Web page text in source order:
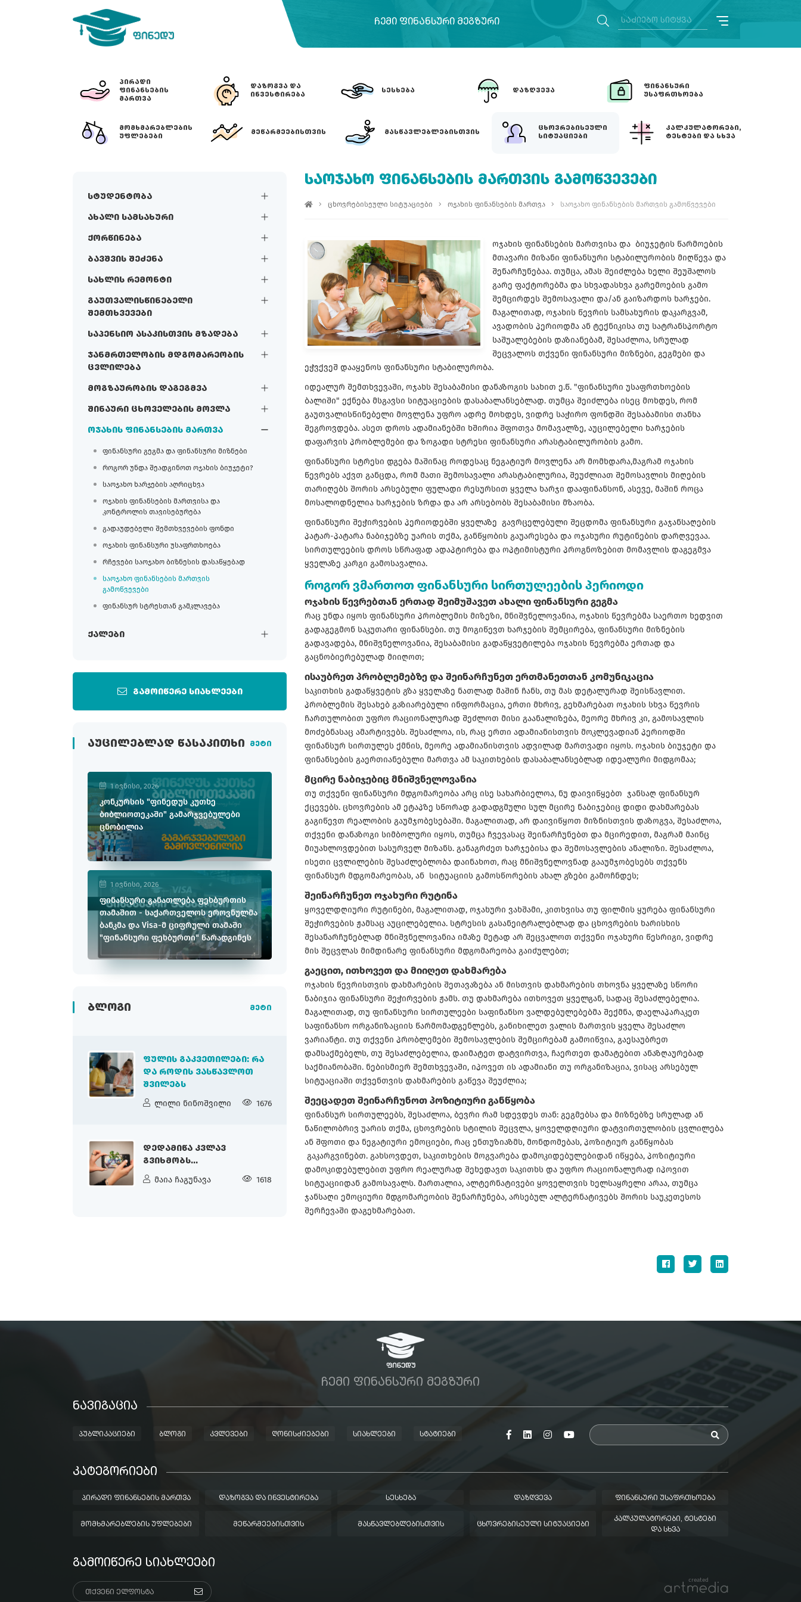
ᲩᲔᲛᲘ ᲤᲘᲜᲐᲜᲡᲣᲠᲘ ᲛᲔᲒᲖᲣᲠᲘ
ᲞᲘᲠᲐᲓᲘ
ᲤᲘᲜᲐᲜᲡᲔᲑᲘᲡ
ᲛᲐᲠᲗᲕᲐ
ᲓᲐᲖᲝᲒᲕᲐ ᲓᲐ
ᲘᲜᲕᲔᲡᲢᲘᲠᲔᲑᲐ
ᲡᲔᲡᲮᲔᲑᲐ ᲓᲐᲖᲦᲕᲔᲕᲐ
ᲤᲘᲜᲐᲜᲡᲣᲠᲘ
ᲣᲡᲐᲤᲠᲗᲮᲝᲔᲑᲐ
ᲛᲝᲛᲮᲛᲐᲠᲔᲑᲚᲔᲑᲘᲡ
ᲣᲤᲚᲔᲑᲔᲑᲘ
ᲛᲔᲬᲐᲠᲛᲔᲔᲑᲘᲡᲗᲕᲘᲡ ᲛᲐᲡᲬᲐᲕᲚᲔᲑᲚᲔᲑᲘᲡᲗᲕᲘᲡ
ᲪᲮᲝᲕᲠᲔᲑᲘᲡᲔᲣᲚᲘ
ᲡᲘᲢᲣᲐᲪᲘᲔᲑᲘ
ᲙᲐᲚᲙᲣᲚᲐᲢᲝᲠᲔᲑᲘ,
ᲢᲔᲡᲢᲔᲑᲘ ᲓᲐ ᲡᲮᲕᲐ
სტუდენტობა
ახალი სამსახური
ქორწინება
ბავშვის შეძენა
სახლის რემონტი
გაუთვალისწინებელი
შემთხვევები
საპენსიო ასაკისთვის მზადება
ჯანმრთელობის მდგომარეობის
ცვლილება
მოგზაურობის დაგეგმვა
შინაური ცხოველების მოვლა
ოჯახის ფინანსების მართვა
ფინანსური გეგმა და ფინანსური მიზნები
როგორ უნდა შეადგინოთ ოჯახის ბიუჯეტი?
საოჯახო ხარჯების აღრიცხვა
ოჯახის ფინანსების მართვისა და
კონტროლის თავისებურება
გადაუდებელი შემთხვევების ფონდი
ოჯახის ფინანსური უსაფრთხოება
რჩევები საოჯახო ბიზნესის დასაწყებად
საოჯახო ფინანსების მართვის
გამოწვევები
ფინანსურ სტრესთან გამკლავება
ქალები
გამოიწერე სიახლეები
ᲐᲣᲪᲘᲚᲔᲑᲚᲐᲓ ᲬᲐᲡᲐᲙᲘᲗᲮᲘ მეტი
1 ივნისი, 2026
კონკურსის "ფინედუს კუთხე
ბიბლიოთეკაში" გამარჯვებულები
ცნობილია
1 ივნისი, 2026
ფინანსური განათლება ფეხბურთის
თამაშით - საქართველოს ეროვნულმა
ბანკმა და Visa-მ ციფრული თამაში
"ფინანსური ფეხბურთი" წარადგინეს
ᲑᲚᲝᲒᲘ მეტი
ᲤᲣᲚᲘᲡ ᲒᲐᲙᲕᲔᲗᲘᲚᲔᲑᲘ: ᲠᲐ
ᲓᲐ ᲠᲝᲓᲘᲡ ᲕᲐᲡᲬᲐᲕᲚᲝᲗ
ᲨᲕᲘᲚᲔᲑᲡ
ლილი ნინოშვილი 1676
ᲓᲔᲓᲐᲛᲘᲬᲐ ᲙᲕᲚᲐᲕ
ᲒᲕᲘᲮᲛᲝᲑᲡ...
მაია ჩაგუნავა 1618
ᲡᲐᲝᲯᲐᲮᲝ ᲤᲘᲜᲐᲜᲡᲔᲑᲘᲡ ᲛᲐᲠᲗᲕᲘᲡ ᲒᲐᲛᲝᲬᲕᲔᲕᲔᲑᲘ
ცხოვრებისეული სიტუაციები ოჯახის ფინანსების მართვა საოჯახო ფინანსების მართვის გამოწვევები
ოჯახის ფინანსების მართვისა და ბიუჯეტის წარმოების
მთავარი მიზანი ფინანსური სტაბილურობის მიღწევა და
შენარჩუნებაა. თუმცა, ამას შეიძლება ხელი შეუშალოს
გარე ფაქტორებმა და სხვადასხვა გარემოების გამო
შემცირდეს შემოსავალი და/ან გაიზარდოს ხარჯები.
მაგალითად, ოჯახის წევრის სამსახურის დაკარგვამ,
ავადობის პერიოდმა ან ტექნიკისა თუ სატრანსპორტო
საშუალებების დაზიანებამ, შესაძლოა, სრულად
შეცვალოს თქვენი ფინანსური მიზნები, გეგმები და
ეჭვქვეშ დააყენოს ფინანსური სტაბილურობა.
იდეალურ შემთხვევაში, ოჯახს შესაბამისი დანაზოგის სახით ე.წ. "ფინანსური უსაფრთხოების
ბალიში" ექნება მსგავსი სიტუაციების დასაბალანსებლად. თუმცა შეიძლება ისეც მოხდეს, რომ
გაუთვალისწინებელი მოვლენა უფრო ადრე მოხდეს, ვიდრე საჭირო ფონდში შესაბამისი თანხა
შეგროვდება. ასეთ დროს ადამიანებში ხშირია შფოთვა მომავალზე, აუცილებელი ხარჯების
დაფარვის პრობლემები და ზოგადი სტრესი ფინანსური არასტაბილურობის გამო.
ფინანსური სტრესი დგება მაშინაც როდესაც ნეგატიურ მოვლენა არ მომხდარა,მაგრამ ოჯახის
წევრებს აქვთ განცდა, რომ მათი შემოსავალი არასტაბილურია, შეუძლიათ შემოსავლის მიღების
თარიღებს შორის არსებული ფულადი რესურსით ყველა ხარჯი დააფინანსონ, ასევე, მაშინ როცა
მოსალოდნელია ხარჯების ზრდა და არ არსებობს შესაბამისი მზაობა.
ფინანსური შეჭირვების პერიოდებში ყველაზე გავრცელებული შეცდომა ფინანსური გაჯანსაღების
პატარ-პატარა ნაბიჯებზე უარის თქმა, განწყობის გაუარესება და ოჯახური რუტინების დარღვევაა.
სირთულეების დროს სწრაფად ადაპტირება და ოპტიმისტური პროგნოზებით მომავლის დაგეგმვა
ყველაზე კარგი გამოსავალია.
როგორ ვმართოთ ფინანსური სირთულეების პერიოდი
ოჯახის წევრებთან ერთად შეიმუშავეთ ახალი ფინანსური გეგმა
რაც უნდა იყოს ფინანსური პრობლემის მიზეზი, მნიშვნელოვანია, ოჯახის წევრებმა საერთო ხედვით
გადაგეგმონ საკუთარი ფინანსები. თუ მოგიწევთ ხარჯების შემცირება, ფინანსური მიზნების
გადავადება, მნიშვნელოვანია, შესაბამისი გადაწყვეტილება ოჯახის წევრებმა ერთად და
გაცნობიერებულად მიიღოთ;
ისაუბრეთ პრობლემებზე და შეინარჩუნეთ ერთმანეთთან კომუნიკაცია
საკითხის გადაწყვეტის გზა ყველაზე ნათლად მაშინ ჩანს, თუ მას დეტალურად შეისწავლით.
პრობლემის შესახებ გაზიარებული ინფორმაცია, ერთი მხრივ, გეხმარებათ ოჯახის სხვა წევრის
ჩართულობით უფრო რაციონალურად შეძლოთ მისი გაანალიზება, მეორე მხრივ კი, გამოსავლის
მოძებნასაც ამარტივებს. შესაძლოა, ის, რაც ერთი ადამიანისთვის მოკლევადიან პერიოდში
ფინანსურ სირთულეს ქმნის, მეორე ადამიანისთვის ადვილად მართვადი იყოს. ოჯახის ბიუჯეტი და
ფინანსების გაერთიანებული მართვა ამ საკითხების დასაბალანსებლად იდეალური მიდგომაა;
მცირე ნაბიჯებიც მნიშვნელოვანია
თუ თქვენი ფინანსური მდგომარეობა არც ისე სახარბიელოა, ნუ დაივიწყებთ ჯანსაღ ფინანსურ
ქცევებს. ცხოვრების ამ ეტაპზე სწორად გადადგმული სულ მცირე ნაბიჯებიც დიდი დახმარებას
გაგიწევთ რეალობის გაუმჯობესებაში. მაგალითად, არ დაივიწყოთ მიზნისთვის დაზოგვა, შესაძლოა,
თქვენი დანაზოგი სიმბოლური იყოს, თუმცა ჩვევასაც შეინარჩუნებთ და მცირედით, მაგრამ მაინც
მიუახლოვდებით სასურველ მიზანს. განაგრძეთ ხარჯებისა და შემოსავლების ანალიზი. შესაძლოა,
ისეთი ცვლილების შესაძლებლობა დაინახოთ, რაც მნიშვნელოვნად გააუმჯობესებს თქვენს
ფინანსურ მდგომარეობას, ან სიტუაციის გამოსწორების ახალ გზები გამოჩნდეს;
შეინარჩუნეთ ოჯახური რუტინა
ყოველდღიური რუტინები, მაგალითად, ოჯახური ვახშამი, კითხვისა თუ ფილმის ყურება ფინანსური
შეჭირვების ჟამსაც აუცილებელია. სტრესის გასანეიტრალებლად და ცხოვრების ხარისხის
შესანარჩუნებლად მნიშვნელოვანია იმაზე მეტად არ შეცვალოთ თქვენი ოჯახური წესრიგი, ვიდრე
მის შეცვლას მიმდინარე ფინანსური მდგომარეობა გაიძულებთ;
გაეცით, ითხოვეთ და მიიღეთ დახმარება
ოჯახის წევრისთვის დახმარების შეთავაზება ან მისთვის დახმარების თხოვნა ყველაზე სწორი
ნაბიჯია ფინანსური შეჭირვების ჟამს. თუ დახმარება ითხოვეთ ყველგან, სადაც შესაძლებელია.
მაგალითად, თუ ფინანსური სირთულეები საფინანსო ვალდებულებებმა შექმნა, დაელაპარაკეთ
საფინანსო ორგანიზაციის წარმომადგენლებს, განიხილეთ ვალის მართვის ყველა შესაძლო
ვარიანტი. თუ თქვენი პრობლემები შემოსავლების შემცირებამ გამოიწვია, გაესაუბრეთ
დამსაქმებელს, თუ შესაძლებელია, დაიმატეთ დატვირთვა, ჩაერთეთ დამატებით ანაზღაურებად
საქმიანობაში. ნებისმიერ შემთხვევაში, იპოვეთ ის ადამიანი თუ ორგანიზაცია, ვისაც არსებულ
სიტუაციაში თქვენთვის დახმარების გაწევა შეუძლია;
შეეცადეთ შეინარჩუნოთ პოზიტიური განწყობა
ფინანსურ სირთულეებს, შესაძლოა, ბევრი რამ სდევდეს თან: გეგმებსა და მიზნებზე სრულად ან
ნაწილობრივ უარის თქმა, ცხოვრების სტილის შეცვლა, ყოველდღიური დატვირთულობის ცვლილება
ან შფოთი და ნეგატიური ემოციები, რაც ენთუზიაზმს, მონდომებას, პოზიტიურ განწყობას
გაკარგვინებთ. გახსოვდეთ, საკითხების მოგვარება დამოკიდებულებიდან იწყება, პოზიტიური
დამოკიდებულებით უფრო რეალურად შეხედავთ საკითხს და უფრო რაციონალურად იპოვით
სიტუაციიდან გამოსავალს. მართალია, ალტერნატივები ყოველთვის ხელსაყრელი არაა, თუმცა
ჯანსაღი ემოციური მდგომარეობის შენარჩუნება, არსებულ ალტერნატივებს შორის საუკეთესოს
შერჩევაში დაგეხმარებათ.
ᲩᲔᲛᲘ ᲤᲘᲜᲐᲜᲡᲣᲠᲘ ᲛᲔᲒᲖᲣᲠᲘ
ᲜᲐᲕᲘᲒᲐᲪᲘᲐ
ᲞᲣᲑᲚᲘᲙᲐᲪᲘᲔᲑᲘ ᲑᲚᲝᲒᲘ ᲙᲕᲚᲔᲕᲔᲑᲘ ᲦᲝᲜᲘᲡᲫᲘᲔᲑᲔᲑᲘ ᲡᲘᲐᲮᲚᲔᲔᲑᲘ ᲡᲢᲐᲢᲘᲔᲑᲘ
ᲙᲐᲢᲔᲒᲝᲠᲘᲔᲑᲘ
ᲞᲘᲠᲐᲓᲘ ᲤᲘᲜᲐᲜᲡᲔᲑᲘᲡ ᲛᲐᲠᲗᲕᲐ ᲓᲐᲖᲝᲒᲕᲐ ᲓᲐ ᲘᲜᲕᲔᲡᲢᲘᲠᲔᲑᲐ ᲡᲔᲡᲮᲔᲑᲐ ᲓᲐᲖᲦᲕᲔᲕᲐ ᲤᲘᲜᲐᲜᲡᲣᲠᲘ ᲣᲡᲐᲤᲠᲗᲮᲝᲔᲑᲐ
ᲛᲝᲛᲮᲛᲐᲠᲔᲑᲚᲔᲑᲘᲡ ᲣᲤᲚᲔᲑᲔᲑᲘ ᲛᲔᲬᲐᲠᲛᲔᲔᲑᲘᲡᲗᲕᲘᲡ ᲛᲐᲡᲬᲐᲕᲚᲔᲑᲚᲔᲑᲘᲡᲗᲕᲘᲡ ᲪᲮᲝᲕᲠᲔᲑᲘᲡᲔᲣᲚᲘ ᲡᲘᲢᲣᲐᲪᲘᲔᲑᲘ
ᲙᲐᲚᲙᲣᲚᲐᲢᲝᲠᲔᲑᲘ, ᲢᲔᲡᲢᲔᲑᲘ
ᲓᲐ ᲡᲮᲕᲐ
ᲒᲐᲛᲝᲘᲬᲔᲠᲔ ᲡᲘᲐᲮᲚᲔᲔᲑᲘ
created